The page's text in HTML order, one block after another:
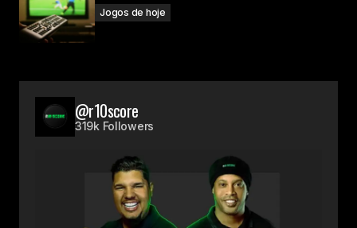
Jogos de hoje
@r10score
319k Followers